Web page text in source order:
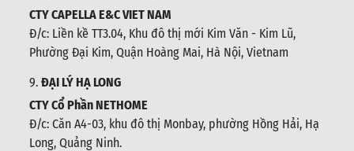
CTY CAPELLA E&C VIET NAM
Đ/c: Liền kề TT3.04, Khu đô thị mới Kim Văn - Kim Lũ,
Phường Đại Kim, Quận Hoàng Mai, Hà Nội, Vietnam
9. ĐẠI LÝ HẠ LONG
CTY Cổ Phần NETHOME
Đ/c: Căn A4-03, khu đô thị Monbay, phường Hồng Hải, Hạ
Long, Quảng Ninh.